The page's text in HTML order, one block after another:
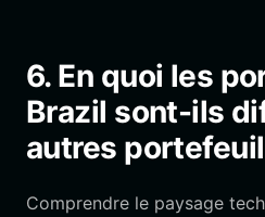
6. En quoi les
Brazil sont-ils
autres
Comprendre le paysage